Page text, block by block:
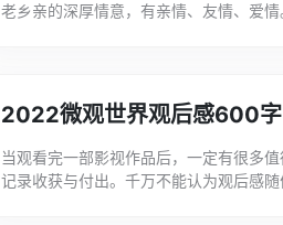
老乡亲的深厚情意，有亲情、友情、爱
2022微观世界观后感600字
当观看完一部影视作品后，一定有很多
记录收获与付出。千万不能认为观后感